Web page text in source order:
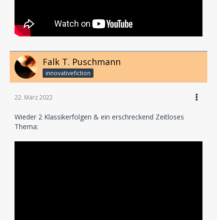
Falk T. Puschmann
innovativefiction
22. März 2022
Wieder 2 Klassikerfolgen & ein erschreckend Zeitloses
Thema: